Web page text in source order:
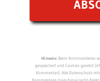
Hinweis:Beim Kommentieren
gespeichert und Cookies gesetzt
Kommentar). Alle Datenschutz-
Kommentare manchmal nicht